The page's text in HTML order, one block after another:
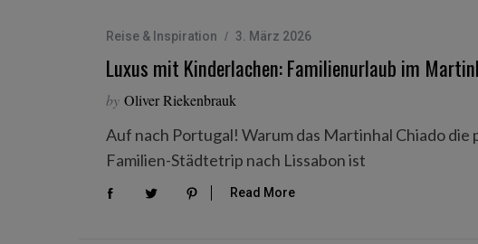
Reise & Inspiration 3. März 2026
Luxus mit Kinderlachen: Familienurlaub im
by Oliver Riekenbrauk
Auf nach Portugal! Warum das Martinhal Chiado
Familien-Städtetrip nach Lissabon ist
Read More